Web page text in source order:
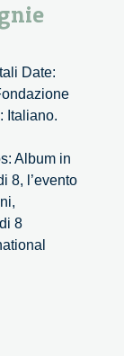
Date:
Italiano.
Album in
8, l’evento
8